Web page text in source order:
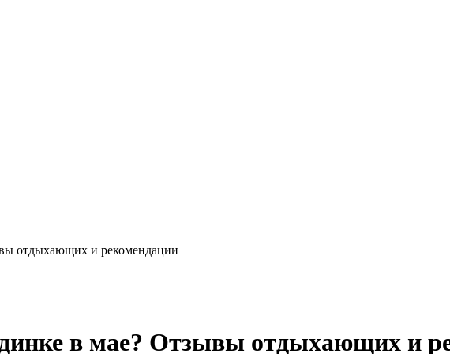
отдыхающих и рекомендации
в мае? Отзывы отдыхающих и